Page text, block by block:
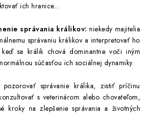
ich hranice...
správania králikov: niekedy majitelia
správaniu králikov a interpretovať ho
keď sa králik chová dominantne voči iným
súčasťou ich sociálnej dynamiky.
pozorovať správanie králika, zistiť príčinu
s veterinárom alebo chovateľom,
kroky na zlepšenie správania a životných